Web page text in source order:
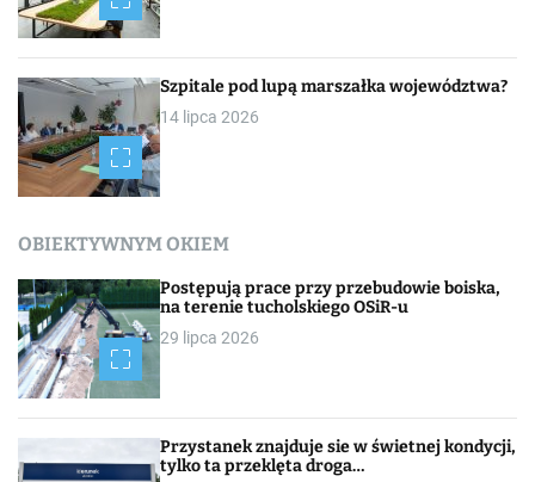
Szpitale pod lupą marszałka województwa?
14 lipca 2026
OBIEKTYWNYM OKIEM
Postępują prace przy przebudowie boiska,
na terenie tucholskiego OSiR-u
29 lipca 2026
Przystanek znajduje sie w świetnej kondycji,
tylko ta przeklęta droga…